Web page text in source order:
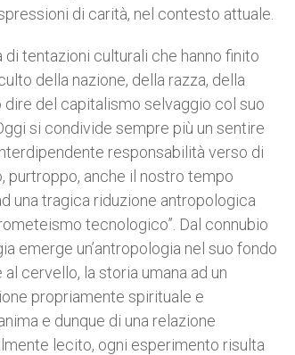
di carità, nel contesto attuale.
tentazioni culturali che hanno finito
della nazione, della razza, della
del capitalismo selvaggio col suo
si condivide sempre più un sentire
responsabilità verso di
purtroppo, anche il nostro tempo
una tragica riduzione antropologica
tecnologico”. Dal connubio
emerge un’antropologia nel suo fondo
cervello, la storia umana ad un
propriamente spirituale e
e dunque di una relazione
lecito, ogni esperimento risulta